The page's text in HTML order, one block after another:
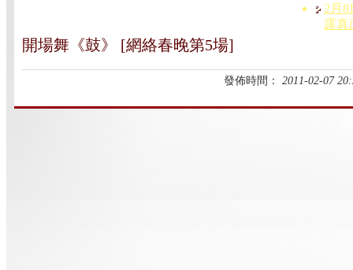
2月8
露真
開場舞《鼓》 [網絡春晚第5場]
發佈時間： 2011-02-07